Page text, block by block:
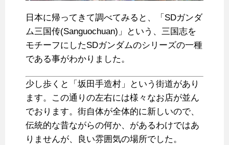
日本に帰ってきて調べてみると、「SDガンダ
ム三国传(Sanguochuan)」という、三国志を
モチーフにしたSDガンダムのシリーズの一種
である事がわかりました。
少し歩くと「坂田手造村」という街道があり
ます。この通りの左右には様々なお店が並ん
でおります。街自体が全体的に新しいので、
伝統的な昔ながらの何か、があるわけではあ
りませんが、良い雰囲気の場所でした。